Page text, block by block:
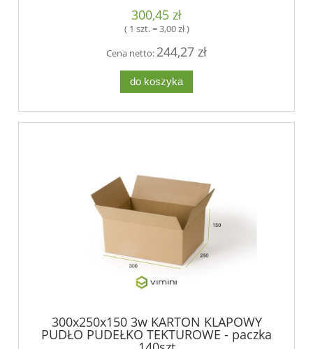
300,45 zł
( 1 szt. = 3,00 zł )
Cena netto: 244,27 zł
do koszyka
300x250x150 3w KARTON KLAPOWY
PUDŁO PUDEŁKO TEKTUROWE - paczka